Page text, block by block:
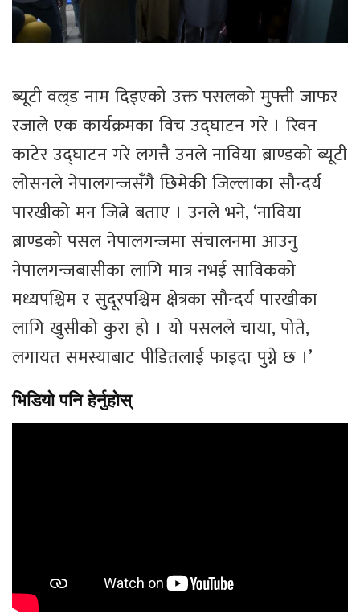
ब्यूटी वल्र्ड नाम दिइएको उक्त पसलको मुफ्ती जाफर
रजाले एक कार्यक्रमका विच उद्घाटन गरे । रिवन
काटेर उद्घाटन गरे लगत्तै उनले नाविया ब्राण्डको ब्यूटी
लोसनले नेपालगन्जसँगै छिमेकी जिल्लाका सौन्दर्य
पारखीको मन जित्ने बताए । उनले भने, ‘नाविया
ब्राण्डको पसल नेपालगन्जमा संचालनमा आउनु
नेपालगन्जबासीका लागि मात्र नभई साविकको
मध्यपश्चिम र सुदूरपश्चिम क्षेत्रका सौन्दर्य पारखीका
लागि खुसीको कुरा हो । यो पसलले चाया, पोते,
लगायत समस्याबाट पीडितलाई फाइदा पुग्ने छ ।’
भिडियो पनि हेर्नुहोस्